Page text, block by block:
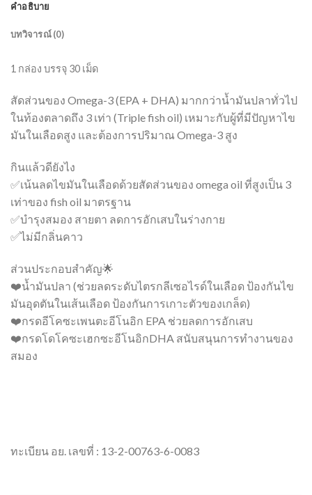
คำอธิบาย
บทวิจารณ์ (0)
1 กล่อง บรรจุ 30 เม็ด
สัดส่วนของ Omega-3 (EPA + DHA) มากกว่าน้ำมันปลาทั่วไป
ในท้องตลาดถึง 3 เท่า (Triple fish oil) เหมาะกับผู้ที่มีปัญหาไข
มันในเลือดสูง และต้องการปริมาณ Omega-3 สูง
กินแล้วดียังไง
✅เน้นลดไขมันในเลือดด้วยสัดส่วนของ omega oil ที่สูงเป็น 3
เท่าของ fish oil มาตรฐาน
✅บำรุงสมอง สายตา ลดการอักเสบในร่างกาย
✅ไม่มีกลิ่นคาว
ส่วนประกอบสำคัญ🌟
❤️น้ำมันปลา (ช่วยลดระดับไตรกลีเซอไรด์ในเลือด ป้องกันไข
มันอุดตันในเส้นเลือด ป้องกันการเกาะตัวของเกล็ด)
❤️กรดอีโคซะเพนตะอีโนอิก EPA ช่วยลดการอักเสบ
❤️กรดโดโคซะเฮกซะอีโนอิกDHA สนับสนุนการทำงานของ
สมอง
ทะเบียน อย. เลขที่ : 13-2-00763-6-0083